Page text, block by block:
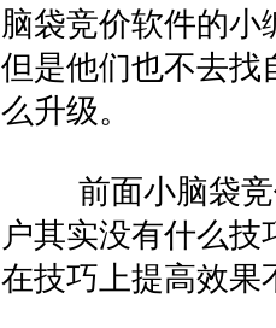
脑袋竞价软件的小
但是他们也不去找
么升级。
前面小脑袋竞价
户其实没有什么
在技巧上提高效果